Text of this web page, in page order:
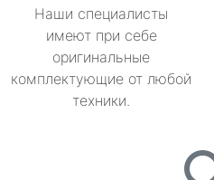
Наши специалисты
имеют при себе
оригинальные
комплектующие от любой
техники.